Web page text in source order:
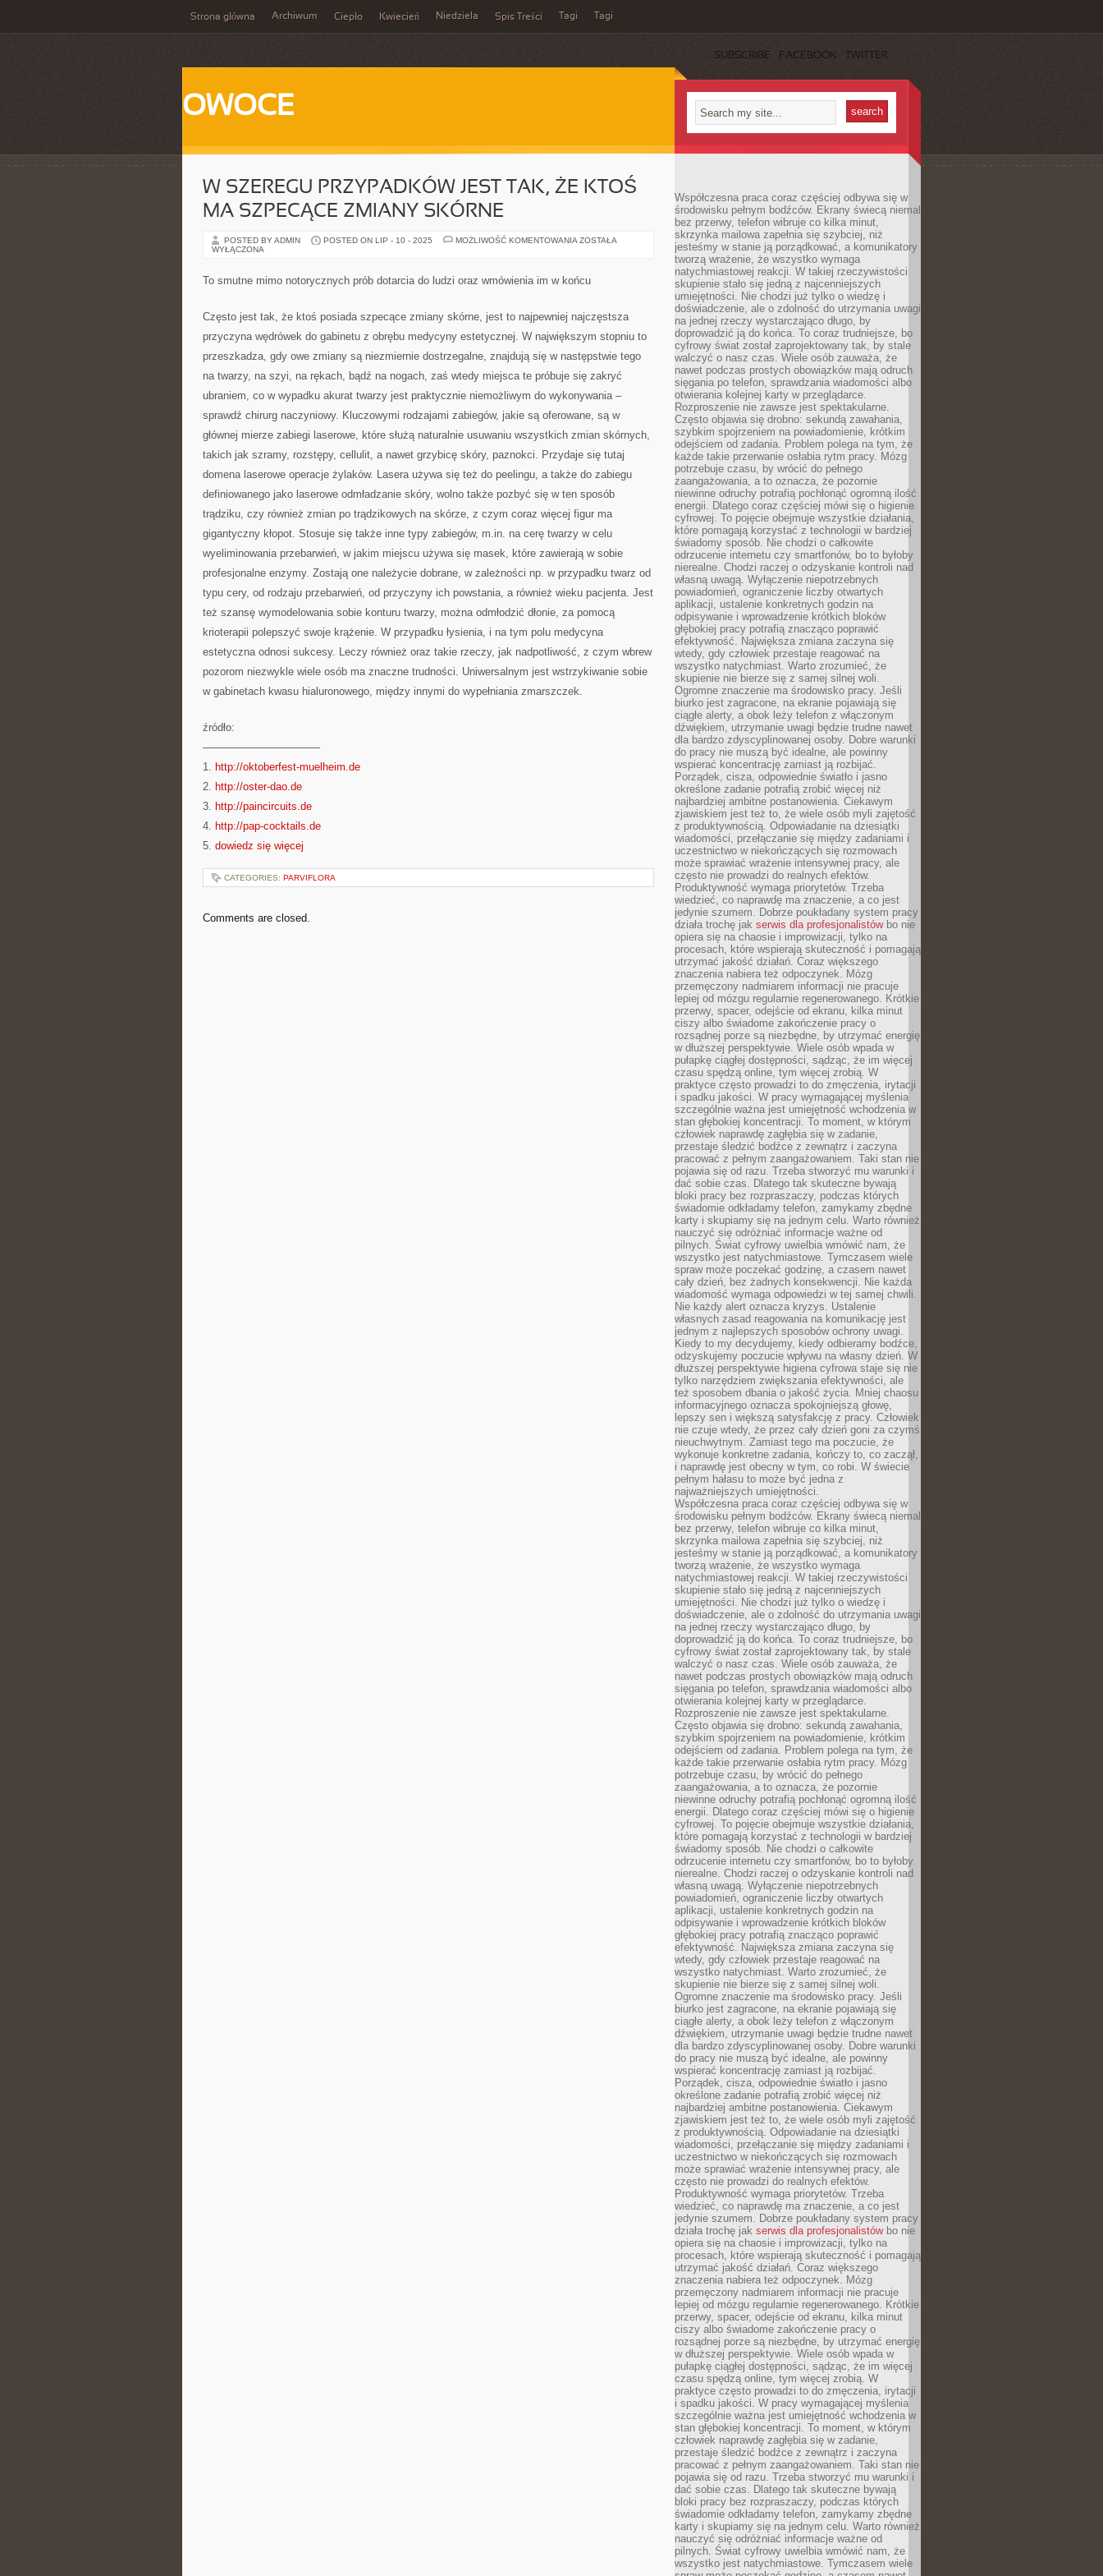
Strona główna Archiwum Ciepło Kwiecień Niedziela Spis Treści Tagi Tagi
SUBSCRIBE FACEBOOK TWITTER
OWOCE
W SZEREGU PRZYPADKÓW JEST TAK, ŻE KTOŚ
MA SZPECĄCE ZMIANY SKÓRNE
POSTED BY ADMIN POSTED ON LIP - 10 - 2025 MOŻLIWOŚĆ KOMENTOWANIA W
ŻE
SZPECĄCE
ZMIANY
ZOSTAŁA
WYŁĄCZONA
To smutne mimo notorycznych prób dotarcia do ludzi oraz wmówienia im w końcu
Często jest tak, że ktoś posiada szpecące zmiany skórne, jest to najpewniej najczęstsza
przyczyna wędrówek do gabinetu z obrębu medycyny estetycznej. W największym stopniu to
przeszkadza, gdy owe zmiany są niezmiernie dostrzegalne, znajdują się w następstwie tego
na twarzy, na szyi, na rękach, bądź na nogach, zaś wtedy miejsca te próbuje się zakryć
ubraniem, co w wypadku akurat twarzy jest praktycznie niemożliwym do wykonywania –
sprawdź chirurg naczyniowy. Kluczowymi rodzajami zabiegów, jakie są oferowane, są w
głównej mierze zabiegi laserowe, które służą naturalnie usuwaniu wszystkich zmian skórnych,
takich jak szramy, rozstępy, cellulit, a nawet grzybicę skóry, paznokci. Przydaje się tutaj
domena laserowe operacje żylaków. Lasera używa się też do peelingu, a także do zabiegu
definiowanego jako laserowe odmładzanie skóry, wolno także pozbyć się w ten sposób
trądziku, czy również zmian po trądzikowych na skórze, z czym coraz więcej figur ma
gigantyczny kłopot. Stosuje się także inne typy zabiegów, m.in. na cerę twarzy w celu
wyeliminowania przebarwień, w jakim miejscu używa się masek, które zawierają w sobie
profesjonalne enzymy. Zostają one należycie dobrane, w zależności np. w przypadku twarz od
typu cery, od rodzaju przebarwień, od przyczyny ich powstania, a również wieku pacjenta. Jest
też szansę wymodelowania sobie konturu twarzy, można odmłodzić dłonie, za pomocą
krioterapii polepszyć swoje krążenie. W przypadku łysienia, i na tym polu medycyna
estetyczna odnosi sukcesy. Leczy również oraz takie rzeczy, jak nadpotliwość, z czym wbrew
pozorom niezwykle wiele osób ma znaczne trudności. Uniwersalnym jest wstrzykiwanie sobie
w gabinetach kwasu hialuronowego, między innymi do wypełniania zmarszczek.
źródło:
———————————
1. http://oktoberfest-muelheim.de
2. http://oster-dao.de
3. http://paincircuits.de
4. http://pap-cocktails.de
5. dowiedz się więcej
CATEGORIES: PARVIFLORA
Comments are closed.
Współczesna praca coraz częściej odbywa się w
środowisku pełnym bodźców. Ekrany świecą niemal
bez przerwy, telefon wibruje co kilka minut,
skrzynka mailowa zapełnia się szybciej, niż
jesteśmy w stanie ją porządkować, a komunikatory
tworzą wrażenie, że wszystko wymaga
natychmiastowej reakcji. W takiej rzeczywistości
skupienie stało się jedną z najcenniejszych
umiejętności. Nie chodzi już tylko o wiedzę i
doświadczenie, ale o zdolność do utrzymania uwagi
na jednej rzeczy wystarczająco długo, by
doprowadzić ją do końca. To coraz trudniejsze, bo
cyfrowy świat został zaprojektowany tak, by stale
walczyć o nasz czas. Wiele osób zauważa, że
nawet podczas prostych obowiązków mają odruch
sięgania po telefon, sprawdzania wiadomości albo
otwierania kolejnej karty w przeglądarce.
Rozproszenie nie zawsze jest spektakularne.
Często objawia się drobno: sekundą zawahania,
szybkim spojrzeniem na powiadomienie, krótkim
odejściem od zadania. Problem polega na tym, że
każde takie przerwanie osłabia rytm pracy. Mózg
potrzebuje czasu, by wrócić do pełnego
zaangażowania, a to oznacza, że pozornie
niewinne odruchy potrafią pochłonąć ogromną ilość
energii. Dlatego coraz częściej mówi się o higienie
cyfrowej. To pojęcie obejmuje wszystkie działania,
które pomagają korzystać z technologii w bardziej
świadomy sposób. Nie chodzi o całkowite
odrzucenie internetu czy smartfonów, bo to byłoby
nierealne. Chodzi raczej o odzyskanie kontroli nad
własną uwagą. Wyłączenie niepotrzebnych
powiadomień, ograniczenie liczby otwartych
aplikacji, ustalenie konkretnych godzin na
odpisywanie i wprowadzenie krótkich bloków
głębokiej pracy potrafią znacząco poprawić
efektywność. Największa zmiana zaczyna się
wtedy, gdy człowiek przestaje reagować na
wszystko natychmiast. Warto zrozumieć, że
skupienie nie bierze się z samej silnej woli.
Ogromne znaczenie ma środowisko pracy. Jeśli
biurko jest zagracone, na ekranie pojawiają się
ciągłe alerty, a obok leży telefon z włączonym
dźwiękiem, utrzymanie uwagi będzie trudne nawet
dla bardzo zdyscyplinowanej osoby. Dobre warunki
do pracy nie muszą być idealne, ale powinny
wspierać koncentrację zamiast ją rozbijać.
Porządek, cisza, odpowiednie światło i jasno
określone zadanie potrafią zrobić więcej niż
najbardziej ambitne postanowienia. Ciekawym
zjawiskiem jest też to, że wiele osób myli zajętość
z produktywnością. Odpowiadanie na dziesiątki
wiadomości, przełączanie się między zadaniami i
uczestnictwo w niekończących się rozmowach
może sprawiać wrażenie intensywnej pracy, ale
często nie prowadzi do realnych efektów.
Produktywność wymaga priorytetów. Trzeba
wiedzieć, co naprawdę ma znaczenie, a co jest
jedynie szumem. Dobrze poukładany system pracy
działa trochę jak serwis dla profesjonalistówbo nie
opiera się na chaosie i improwizacji, tylko na
procesach, które wspierają skuteczność i pomagają
utrzymać jakość działań. Coraz większego
znaczenia nabiera też odpoczynek. Mózg
przemęczony nadmiarem informacji nie pracuje
lepiej od mózgu regularnie regenerowanego. Krótkie
przerwy, spacer, odejście od ekranu, kilka minut
ciszy albo świadome zakończenie pracy o
rozsądnej porze są niezbędne, by utrzymać energię
w dłuższej perspektywie. Wiele osób wpada w
pułapkę ciągłej dostępności, sądząc, że im więcej
czasu spędzą online, tym więcej zrobią. W
praktyce często prowadzi to do zmęczenia, irytacji
i spadku jakości. W pracy wymagającej myślenia
szczególnie ważna jest umiejętność wchodzenia w
stan głębokiej koncentracji. To moment, w którym
człowiek naprawdę zagłębia się w zadanie,
przestaje śledzić bodźce z zewnątrz i zaczyna
pracować z pełnym zaangażowaniem. Taki stan nie
pojawia się od razu. Trzeba stworzyć mu warunki i
dać sobie czas. Dlatego tak skuteczne bywają
bloki pracy bez rozpraszaczy, podczas których
świadomie odkładamy telefon, zamykamy zbędne
karty i skupiamy się na jednym celu. Warto również
nauczyć się odróżniać informacje ważne od
pilnych. Świat cyfrowy uwielbia wmówić nam, że
wszystko jest natychmiastowe. Tymczasem wiele
spraw może poczekać godzinę, a czasem nawet
cały dzień, bez żadnych konsekwencji. Nie każda
wiadomość wymaga odpowiedzi w tej samej chwili.
Nie każdy alert oznacza kryzys. Ustalenie
własnych zasad reagowania na komunikację jest
jednym z najlepszych sposobów ochrony uwagi.
Kiedy to my decydujemy, kiedy odbieramy bodźce,
odzyskujemy poczucie wpływu na własny dzień. W
dłuższej perspektywie higiena cyfrowa staje się nie
tylko narzędziem zwiększania efektywności, ale
też sposobem dbania o jakość życia. Mniej chaosu
informacyjnego oznacza spokojniejszą głowę,
lepszy sen i większą satysfakcję z pracy. Człowiek
nie czuje wtedy, że przez cały dzień goni za czymś
nieuchwytnym. Zamiast tego ma poczucie, że
wykonuje konkretne zadania, kończy to, co zaczął,
i naprawdę jest obecny w tym, co robi. W świecie
pełnym hałasu to może być jedna z
najważniejszych umiejętności.
Współczesna praca coraz częściej odbywa się w
środowisku pełnym bodźców. Ekrany świecą niemal
bez przerwy, telefon wibruje co kilka minut,
skrzynka mailowa zapełnia się szybciej, niż
jesteśmy w stanie ją porządkować, a komunikatory
tworzą wrażenie, że wszystko wymaga
natychmiastowej reakcji. W takiej rzeczywistości
skupienie stało się jedną z najcenniejszych
umiejętności. Nie chodzi już tylko o wiedzę i
doświadczenie, ale o zdolność do utrzymania uwagi
na jednej rzeczy wystarczająco długo, by
doprowadzić ją do końca. To coraz trudniejsze, bo
cyfrowy świat został zaprojektowany tak, by stale
walczyć o nasz czas. Wiele osób zauważa, że
nawet podczas prostych obowiązków mają odruch
sięgania po telefon, sprawdzania wiadomości albo
otwierania kolejnej karty w przeglądarce.
Rozproszenie nie zawsze jest spektakularne.
Często objawia się drobno: sekundą zawahania,
szybkim spojrzeniem na powiadomienie, krótkim
odejściem od zadania. Problem polega na tym, że
każde takie przerwanie osłabia rytm pracy. Mózg
potrzebuje czasu, by wrócić do pełnego
zaangażowania, a to oznacza, że pozornie
niewinne odruchy potrafią pochłonąć ogromną ilość
energii. Dlatego coraz częściej mówi się o higienie
cyfrowej. To pojęcie obejmuje wszystkie działania,
które pomagają korzystać z technologii w bardziej
świadomy sposób. Nie chodzi o całkowite
odrzucenie internetu czy smartfonów, bo to byłoby
nierealne. Chodzi raczej o odzyskanie kontroli nad
własną uwagą. Wyłączenie niepotrzebnych
powiadomień, ograniczenie liczby otwartych
aplikacji, ustalenie konkretnych godzin na
odpisywanie i wprowadzenie krótkich bloków
głębokiej pracy potrafią znacząco poprawić
efektywność. Największa zmiana zaczyna się
wtedy, gdy człowiek przestaje reagować na
wszystko natychmiast. Warto zrozumieć, że
skupienie nie bierze się z samej silnej woli.
Ogromne znaczenie ma środowisko pracy. Jeśli
biurko jest zagracone, na ekranie pojawiają się
ciągłe alerty, a obok leży telefon z włączonym
dźwiękiem, utrzymanie uwagi będzie trudne nawet
dla bardzo zdyscyplinowanej osoby. Dobre warunki
do pracy nie muszą być idealne, ale powinny
wspierać koncentrację zamiast ją rozbijać.
Porządek, cisza, odpowiednie światło i jasno
określone zadanie potrafią zrobić więcej niż
najbardziej ambitne postanowienia. Ciekawym
zjawiskiem jest też to, że wiele osób myli zajętość
z produktywnością. Odpowiadanie na dziesiątki
wiadomości, przełączanie się między zadaniami i
uczestnictwo w niekończących się rozmowach
może sprawiać wrażenie intensywnej pracy, ale
często nie prowadzi do realnych efektów.
Produktywność wymaga priorytetów. Trzeba
wiedzieć, co naprawdę ma znaczenie, a co jest
jedynie szumem. Dobrze poukładany system pracy
działa trochę jak serwis dla profesjonalistówbo nie
opiera się na chaosie i improwizacji, tylko na
procesach, które wspierają skuteczność i pomagają
utrzymać jakość działań. Coraz większego
znaczenia nabiera też odpoczynek. Mózg
przemęczony nadmiarem informacji nie pracuje
lepiej od mózgu regularnie regenerowanego. Krótkie
przerwy, spacer, odejście od ekranu, kilka minut
ciszy albo świadome zakończenie pracy o
rozsądnej porze są niezbędne, by utrzymać energię
w dłuższej perspektywie. Wiele osób wpada w
pułapkę ciągłej dostępności, sądząc, że im więcej
czasu spędzą online, tym więcej zrobią. W
praktyce często prowadzi to do zmęczenia, irytacji
i spadku jakości. W pracy wymagającej myślenia
szczególnie ważna jest umiejętność wchodzenia w
stan głębokiej koncentracji. To moment, w którym
człowiek naprawdę zagłębia się w zadanie,
przestaje śledzić bodźce z zewnątrz i zaczyna
pracować z pełnym zaangażowaniem. Taki stan nie
pojawia się od razu. Trzeba stworzyć mu warunki i
dać sobie czas. Dlatego tak skuteczne bywają
bloki pracy bez rozpraszaczy, podczas których
świadomie odkładamy telefon, zamykamy zbędne
karty i skupiamy się na jednym celu. Warto również
nauczyć się odróżniać informacje ważne od
pilnych. Świat cyfrowy uwielbia wmówić nam, że
wszystko jest natychmiastowe. Tymczasem wiele